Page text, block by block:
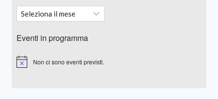
Eventi in programma
Notice Non ci sono eventi previsti.